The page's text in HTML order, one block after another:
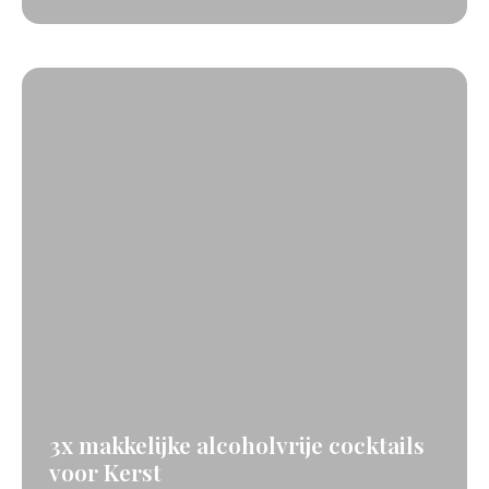
3x makkelijke alcoholvrije cocktails
voor Kerst